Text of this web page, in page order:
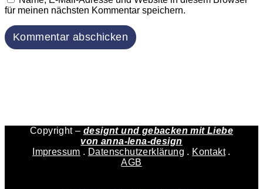
für meinen nächsten Kommentar speichern.
Copyright – designt und gebacken mit Liebe
vonanna-lena-design
Impressum . Datenschutzerklärung . Kontakt.
AGB